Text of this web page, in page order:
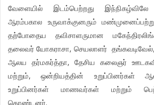
வேளையில் இடம்பெற்றது
ஆரம்பகால உருவாக்குனரும்
தற்போதைய தவிசாளருமான
தலைவர் யோகராசா, செயலாளர் தங்கவடிவேல்,
ஆலய தர்மகர்த்தா, தேசிய கலைஞர்
மற்றும், ஒன்றியத்தின் உறுப்பினர்கள்
உறுப்பினர்கள் மாணவர்கள் மற்றும்
கொண்டனர்.